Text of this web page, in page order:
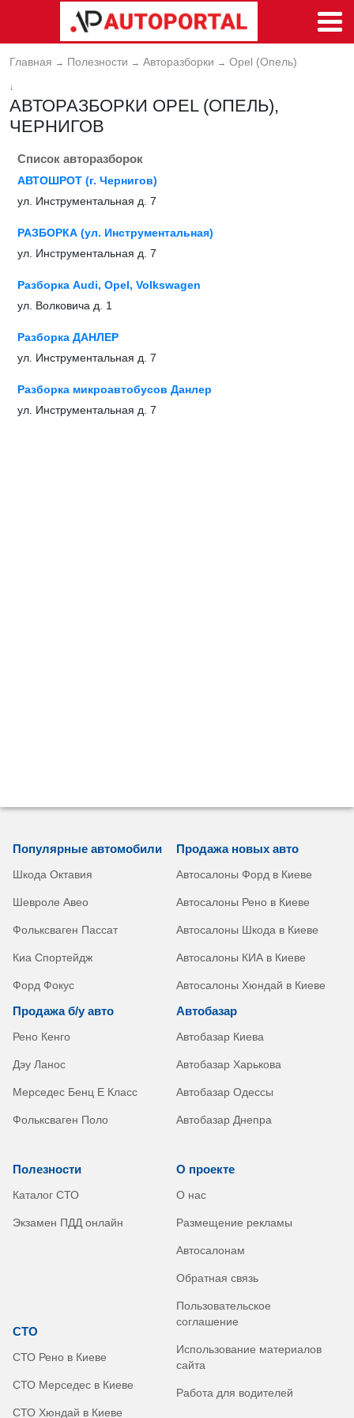
Главная → Полезности → Авторазборки → Opel (Опель)
↓
АВТОРАЗБОРКИ OPEL (ОПЕЛЬ),
ЧЕРНИГОВ
Список авторазборок
АВТОШРОТ (г. Чернигов)
ул. Инструментальная д. 7
РАЗБОРКА (ул. Инструментальная)
ул. Инструментальная д. 7
Разборка Audi, Opel, Volkswagen
ул. Волковича д. 1
Разборка ДАНЛЕР
ул. Инструментальная д. 7
Разборка микроавтобусов Данлер
ул. Инструментальная д. 7
Популярные автомобили
Шкода Октавия
Шевроле Авео
Фольксваген Пассат
Киа Спортейдж
Форд Фокус
Продажа б/у авто
Рено Кенго
Дэу Ланос
Мерседес Бенц Е Класс
Фольксваген Поло
Продажа новых авто
Автосалоны Форд в Киеве
Автосалоны Рено в Киеве
Автосалоны Шкода в Киеве
Автосалоны КИА в Киеве
Автосалоны Хюндай в Киеве
Автобазар
Автобазар Киева
Автобазар Харькова
Автобазар Одессы
Автобазар Днепра
Полезности
Каталог СТО
Экзамен ПДД онлайн
СТО
СТО Рено в Киеве
СТО Мерседес в Киеве
СТО Хюндай в Киеве
О проекте
О нас
Размещение рекламы
Автосалонам
Обратная связь
Пользовательское
соглашение
Использование материалов
сайта
Работа для водителей